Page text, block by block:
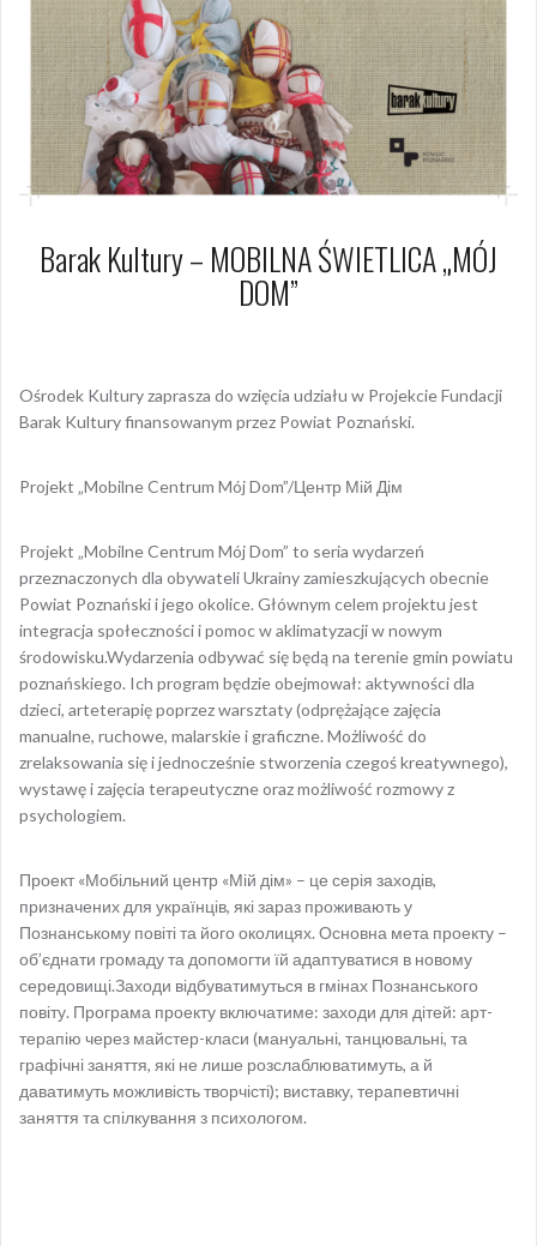
Barak Kultury – MOBILNA ŚWIETLICA „MÓJ
DOM”
Ośrodek Kultury zaprasza do wzięcia udziału w Projekcie Fundacji
Barak Kultury finansowanym przez Powiat Poznański.
Projekt „Mobilne Centrum Mój Dom”/Центр Мій Дім
Projekt „Mobilne Centrum Mój Dom” to seria wydarzeń
przeznaczonych dla obywateli Ukrainy zamieszkujących obecnie
Powiat Poznański i jego okolice. Głównym celem projektu jest
integracja społeczności i pomoc w aklimatyzacji w nowym
środowisku.Wydarzenia odbywać się będą na terenie gmin powiatu
poznańskiego. Ich program będzie obejmował: aktywności dla
dzieci, arteterapię poprzez warsztaty (odprężające zajęcia
manualne, ruchowe, malarskie i graficzne. Możliwość do
zrelaksowania się i jednocześnie stworzenia czegoś kreatywnego),
wystawę i zajęcia terapeutyczne oraz możliwość rozmowy z
psychologiem.
Проект «Мобільний центр «Мій дім» – це серія заходів,
призначених для українців, які зараз проживають у
Познанському повіті та його околицях. Основна мета проекту –
об’єднати громаду та допомогти їй адаптуватися в новому
середовищі.Заходи відбуватимуться в гмінах Познанського
повіту. Програма проекту включатиме: заходи для дітей: арт-
терапію через майстер-класи (мануальні, танцювальні, та
графічні заняття, які не лише розслаблюватимуть, а й
даватимуть можливість творчісті); виставку, терапевтичні
заняття та спілкування з психологом.